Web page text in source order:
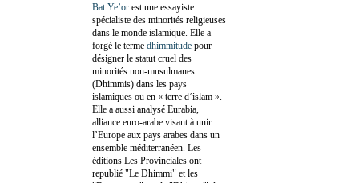
Bat Ye’or est une essayiste
spécialiste des minorités religieuses
dans le monde islamique. Elle a
forgé le terme dhimmitude pour
désigner le statut cruel des
minorités non-musulmanes
(Dhimmis) dans les pays
islamiques ou en « terre d’islam ».
Elle a aussi analysé Eurabia,
alliance euro-arabe visant à unir
l’Europe aux pays arabes dans un
ensemble méditerranéen. Les
éditions Les Provinciales ont
republié "Le Dhimmi" et les